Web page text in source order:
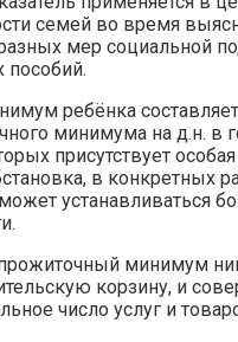
семей во время
мер социальной
пособий.
ребёнка
минимума на д.н. в
присутствует особая
в конкретных
устанавливаться
минимум
корзину, и
число услуг и